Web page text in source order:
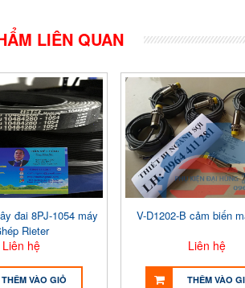
LIÊN QUAN
đai 8PJ-1054 máy
Rieter
Liên hệ
THÊM VÀO GIỎ
V-D1202-B cảm biến
Liên hệ
THÊM VÀO